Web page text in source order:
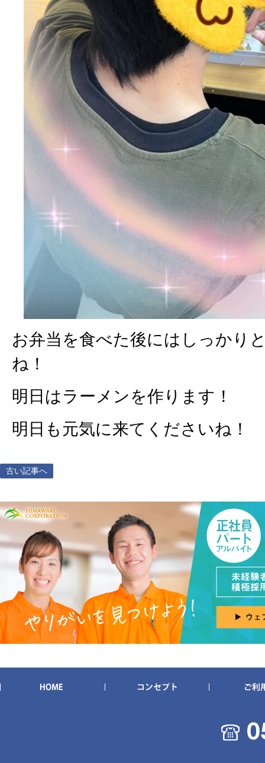
お弁当を食べた後にはしっかり
ね！
明日はラーメンを作ります！
明日も元気に来てくださいね！
古い記事へ